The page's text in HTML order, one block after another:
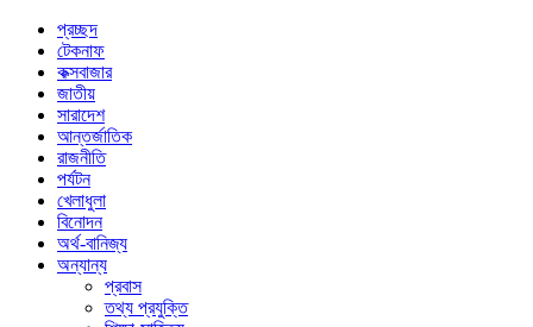
প্রচ্ছদ
টেকনাফ
কক্সবাজার
জাতীয়
সারাদেশ
আন্তর্জাতিক
রাজনীতি
পর্যটন
খেলাধুলা
বিনোদন
অর্থ-বানিজ্য
অন্যান্য
প্রবাস
তথ্য প্রযুক্তি